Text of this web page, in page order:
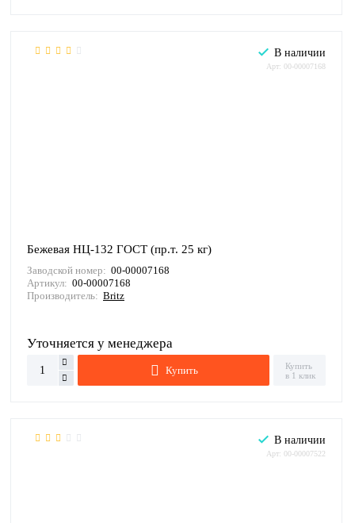
В наличии
Арт: 00-00007168
Бежевая НЦ-132 ГОСТ (пр.т. 25 кг)
Заводской номер: 00-00007168
Артикул: 00-00007168
Производитель: Britz
Уточняется у менеджера
Купить
Купить
в 1 клик
В наличии
Арт: 00-00007522